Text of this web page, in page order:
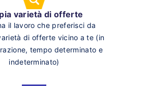
varietà di offerte
il lavoro che preferisci da
di offerte vicino a te (in
tempo determinato e
indeterminato)